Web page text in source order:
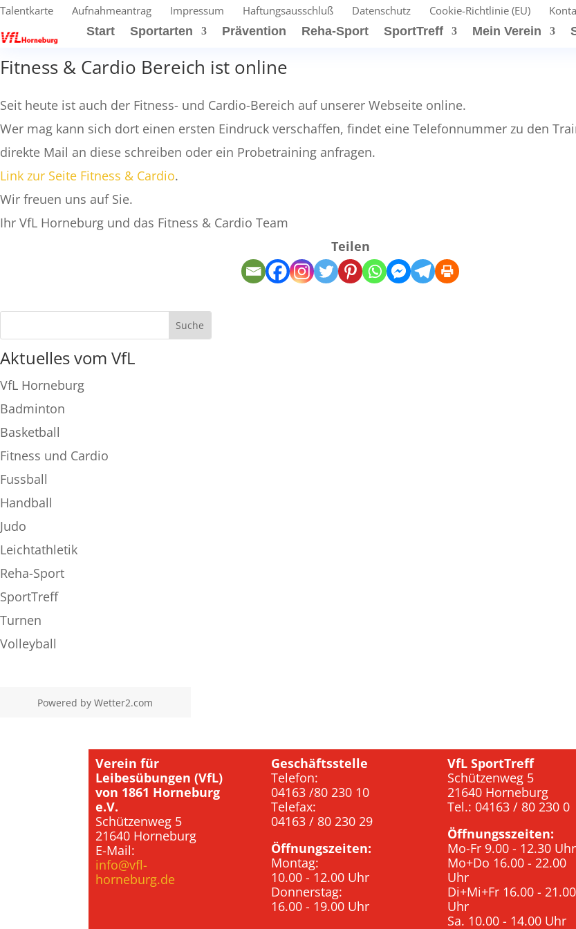
Talentkarte Aufnahmeantrag Impressum Haftungsausschluß Datenschutz Cookie-Richtlinie (EU)
Start
Sportarten Prävention Reha-Sport SportTreff Mein Verein
Fitness & Cardio Bereich ist online
Seit heute ist auch der Fitness- und Cardio-Bereich auf unserer Webseite online.
Wer mag kann sich dort einen ersten Eindruck verschaffen, findet eine Telefonnummer zu den
direkte Mail an diese schreiben oder ein Probetraining anfragen.
Link zur Seite Fitness & Cardio.
Wir freuen uns auf Sie.
Ihr VfL Horneburg und das Fitness & Cardio Team
Teilen
Aktuelles vom VfL
VfL Horneburg
Badminton
Basketball
Fitness und Cardio
Fussball
Handball
Judo
Leichtathletik
Reha-Sport
SportTreff
Turnen
Volleyball
Powered byWetter2.com
Verein für
Leibesübungen (VfL)
von 1861 Horneburg
e.V.
Schützenweg 5
21640 Horneburg
E-Mail:
info@vfl-
horneburg.de
Geschäftsstelle
Telefon:
04163 /80 230 10
Telefax:
04163 / 80 230 29
Öffnungszeiten:
Montag:
10.00 - 12.00 Uhr
Donnerstag:
16.00 - 19.00 Uhr
VfL SportTreff
Schützenweg 5
21640 Horneburg
Tel.: 04163 / 80 230 0
Öffnungsszeiten:
Mo-Fr 9.00 - 12.30 Uhr
Mo+Do 16.00 - 22.00
Uhr
Di+Mi+Fr 16.00 - 21.00
Uhr
Sa. 10.00 - 14.00 Uhr